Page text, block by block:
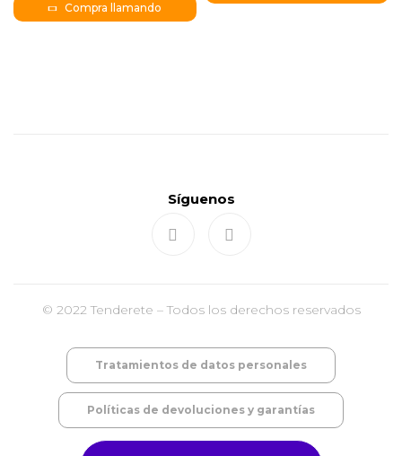
Compra llamando
Síguenos
© 2022 Tenderete – Todos los derechos reservados
Tratamientos de datos personales
Políticas de devoluciones y garantías